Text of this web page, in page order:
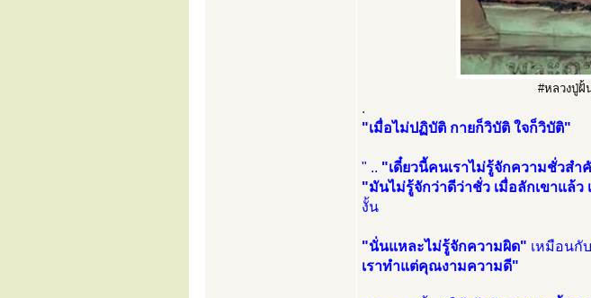
#หลวงปู่ฝั้
.
"เมื่อไม่ปฏิบัติ กายก็วิบัติ ใจก็วิบัติ"
" .. "เดี๋ยวนี้คนเราไม่รู้จักความชั่วสำ
"มันไม่รู้จักว่าดีว่าชั่ว เมื่อลักเขาแล้ว
งั้น
"นั่นแหละไม่รู้จักความผิด" เหมือนกั
เราทำแต่คุณงามความดี"